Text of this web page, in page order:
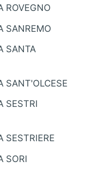
ROVEGNO
SANREMO
SANTA
SANT'OLCESE
SESTRI
SESTRIERE
SORI